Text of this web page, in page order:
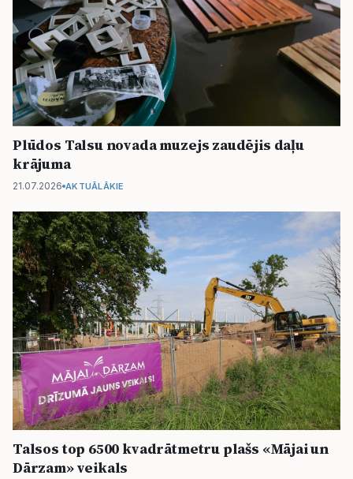
Plūdos Talsu novada muzejs zaudējis daļu
krājuma
21.07.2026 AKTUĀLĀKIE
Talsos top 6500 kvadrātmetru plašs «Mājai un
Dārzam» veikals